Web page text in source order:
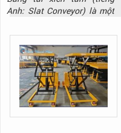
Anh: Slat Conveyor) là một
các tấm panel (tấm ván) kim
loại hoặc nhựa cứng được
gắn kết chặt chẽ với nhau
trên một hệ thống xích. Các
tấm này tạo thành một bề
mặt vận chuyển phẳng và
cứng cáp, khác biệt hoàn
toàn so...